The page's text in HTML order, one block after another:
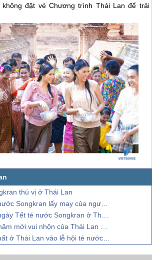
đặt vé Chương trình Thái Lan để trải
thú vị ở Thái Lan
lấy may của người Thái Lan
Tết té nước Songkran ở Thái Lan
nhộn của Thái Lan mang tên Songkran
Thái Lan vào lễ hội té nước Songkran